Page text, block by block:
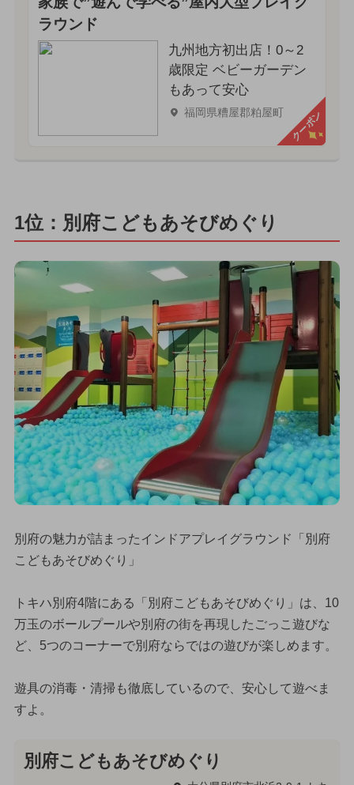
ラウンド
九州地方初出店！0～2
歳限定 ベビーガーデン
もあって安心
福岡県糟屋郡粕屋町 クーポン
1位：別府こどもあそびめぐり
別府の魅力が詰まったインドアプレイグラウンド「別府
こどもあそびめぐり」
トキハ別府4階にある「別府こどもあそびめぐり」は、10
万玉のボールプールや別府の街を再現したごっこ遊びな
ど、5つのコーナーで別府ならではの遊びが楽しめます。
遊具の消毒・清掃も徹底しているので、安心して遊べま
すよ。
別府こどもあそびめぐり